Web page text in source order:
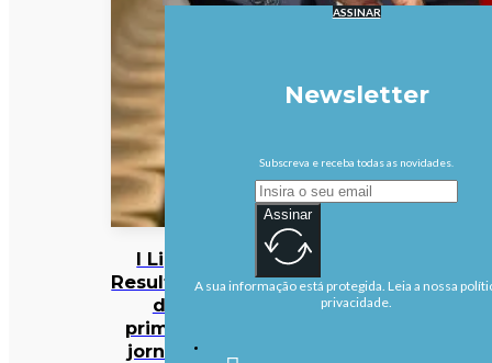
I Liga:
Resultados
da
primeira
jornada
ASSINAR
Newsletter
Subscreva e receba todas as novidades.
Assinar
A sua informação está protegida. Leia a nossa
privacidade.